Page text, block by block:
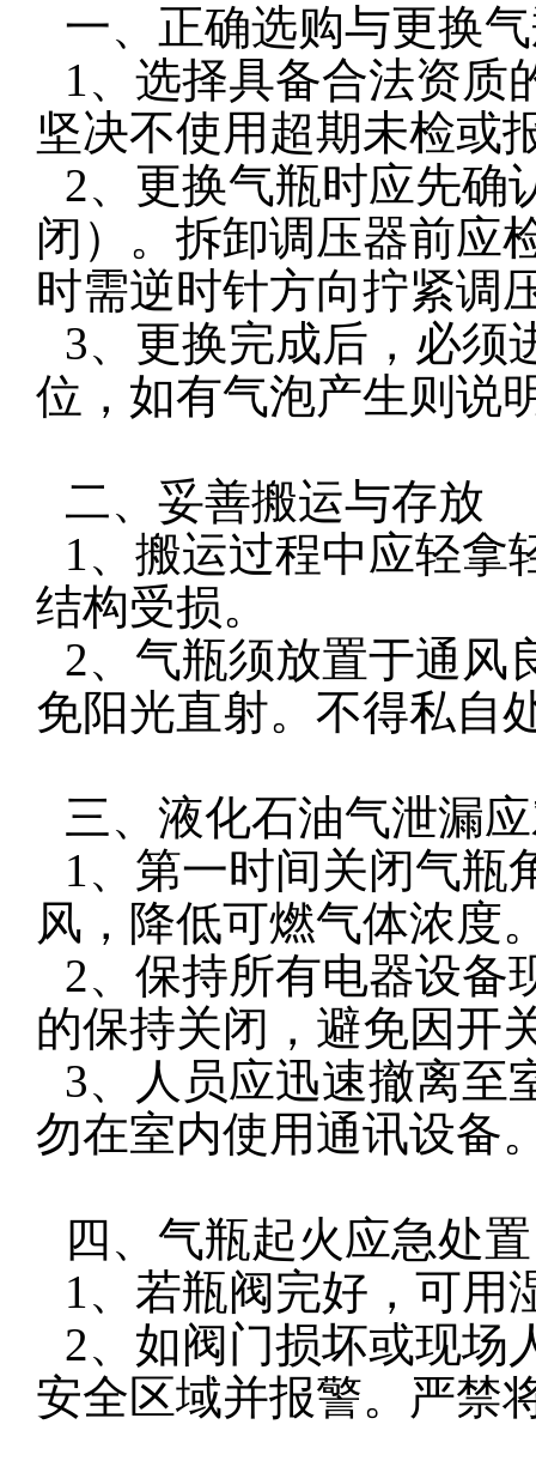
一、正确选购与更换
1、选择具备合法资质
坚决不使用超期未检或
2、更换气瓶时应先确
闭）。拆卸调压器前应
时需逆时针方向拧紧调
3、 更换完成后，必须
位，如有气泡产生则说
二、妥善搬运与存放
1、搬运过程中应轻拿
结构受损。
2、气瓶须放置于通风
免阳光直射。不得私自
三、液化石油气泄漏
1、第一时间关闭气瓶
风，降低可燃气体浓度
2、保持所有电器设
的保持关闭，避免因开
3、人员应迅速撤离至
勿在室内使用通讯设备
四、气瓶起火应急处置
1、若瓶阀完好，可用
2、如阀门损坏或现场
安全区域并报警。严禁